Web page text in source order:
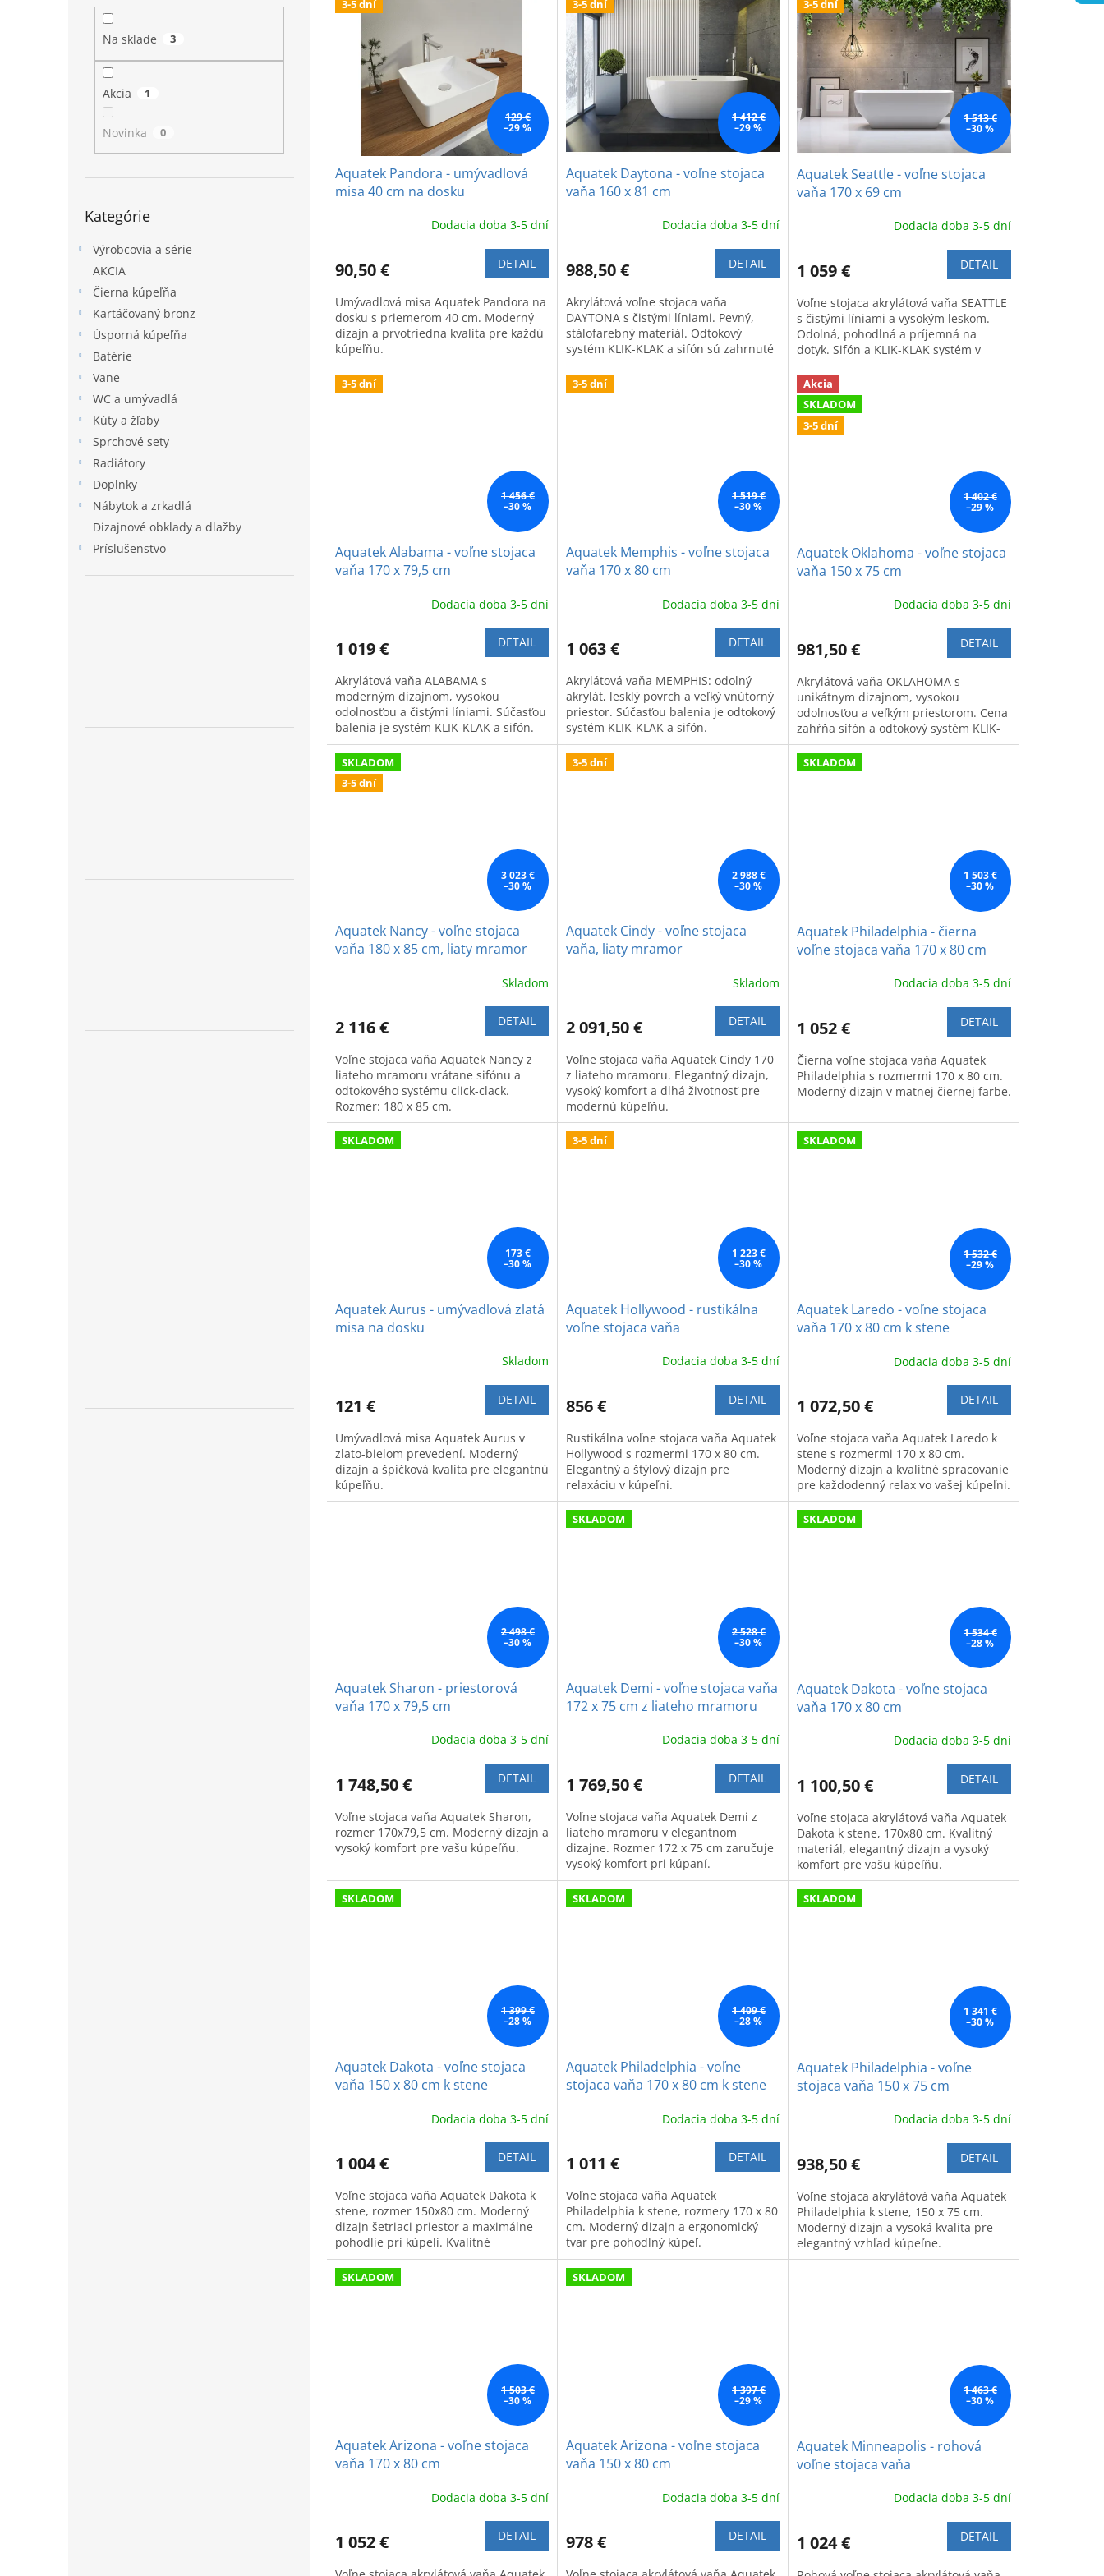
Na sklade 3
Akcia 1
Novinka 0
kategórie
Kategórie
Výrobcovia a série
AKCIA
Čierna kúpeľňa
Kartáčovaný bronz
Úsporná kúpeľňa
Batérie
Vane
WC a umývadlá
Kúty a žľaby
Sprchové sety
Radiátory
Doplnky
Nábytok a zrkadlá
Dizajnové obklady a dlažby
Príslušenstvo
o
3-5 dní
129 €
–29 %
Aquatek Pandora - umývadlová
misa 40 cm na dosku
Dodacia doba 3-5 dní
90,50 € DETAIL
Umývadlová misa Aquatek Pandora na
dosku s priemerom 40 cm. Moderný
dizajn a prvotriedna kvalita pre každú
kúpeľňu.
3-5 dní
1 412 €
–29 %
Aquatek Daytona - voľne stojaca
vaňa 160 x 81 cm
Dodacia doba 3-5 dní
988,50 € DETAIL
Akrylátová voľne stojaca vaňa
DAYTONA s čistými líniami. Pevný,
stálofarebný materiál. Odtokový
systém KLIK-KLAK a sifón sú zahrnuté
v cene.
3-5 dní
1 513 €
–30 %
Aquatek Seattle - voľne stojaca
vaňa 170 x 69 cm
Dodacia doba 3-5 dní
1 059 € DETAIL
Voľne stojaca akrylátová vaňa SEATTLE
s čistými líniami a vysokým leskom.
Odolná, pohodlná a príjemná na
dotyk. Sifón a KLIK-KLAK systém v
cene.
3-5 dní
1 456 €
–30 %
Aquatek Alabama - voľne stojaca
vaňa 170 x 79,5 cm
Dodacia doba 3-5 dní
1 019 € DETAIL
Akrylátová vaňa ALABAMA s
moderným dizajnom, vysokou
odolnosťou a čistými líniami. Súčasťou
balenia je systém KLIK-KLAK a sifón.
3-5 dní
1 519 €
–30 %
Aquatek Memphis - voľne stojaca
vaňa 170 x 80 cm
Dodacia doba 3-5 dní
1 063 € DETAIL
Akrylátová vaňa MEMPHIS: odolný
akrylát, lesklý povrch a veľký vnútorný
priestor. Súčasťou balenia je odtokový
systém KLIK-KLAK a sifón.
Akcia
SKLADOM
3-5 dní
1 402 €
–29 %
Aquatek Oklahoma - voľne stojaca
vaňa 150 x 75 cm
Dodacia doba 3-5 dní
981,50 € DETAIL
Akrylátová vaňa OKLAHOMA s
unikátnym dizajnom, vysokou
odolnosťou a veľkým priestorom. Cena
zahŕňa sifón a odtokový systém KLIK-
KLAK.
SKLADOM
3-5 dní
3 023 €
–30 %
Aquatek Nancy - voľne stojaca
vaňa 180 x 85 cm, liaty mramor
Skladom
2 116 € DETAIL
Voľne stojaca vaňa Aquatek Nancy z
liateho mramoru vrátane sifónu a
odtokového systému click-clack.
Rozmer: 180 x 85 cm.
3-5 dní
2 988 €
–30 %
Aquatek Cindy - voľne stojaca
vaňa, liaty mramor
Skladom
2 091,50 € DETAIL
Voľne stojaca vaňa Aquatek Cindy 170
z liateho mramoru. Elegantný dizajn,
vysoký komfort a dlhá životnosť pre
modernú kúpeľňu.
SKLADOM
1 503 €
–30 %
Aquatek Philadelphia - čierna
voľne stojaca vaňa 170 x 80 cm
Dodacia doba 3-5 dní
1 052 € DETAIL
Čierna voľne stojaca vaňa Aquatek
Philadelphia s rozmermi 170 x 80 cm.
Moderný dizajn v matnej čiernej farbe.
SKLADOM
173 €
–30 %
Aquatek Aurus - umývadlová zlatá
misa na dosku
Skladom
121 € DETAIL
Umývadlová misa Aquatek Aurus v
zlato-bielom prevedení. Moderný
dizajn a špičková kvalita pre elegantnú
kúpeľňu.
3-5 dní
1 223 €
–30 %
Aquatek Hollywood - rustikálna
voľne stojaca vaňa
Dodacia doba 3-5 dní
856 € DETAIL
Rustikálna voľne stojaca vaňa Aquatek
Hollywood s rozmermi 170 x 80 cm.
Elegantný a štýlový dizajn pre
relaxáciu v kúpeľni.
SKLADOM
1 532 €
–29 %
Aquatek Laredo - voľne stojaca
vaňa 170 x 80 cm k stene
Dodacia doba 3-5 dní
1 072,50 € DETAIL
Voľne stojaca vaňa Aquatek Laredo k
stene s rozmermi 170 x 80 cm.
Moderný dizajn a kvalitné spracovanie
pre každodenný relax vo vašej kúpeľni.
2 498 €
–30 %
Aquatek Sharon - priestorová
vaňa 170 x 79,5 cm
Dodacia doba 3-5 dní
1 748,50 € DETAIL
Voľne stojaca vaňa Aquatek Sharon,
rozmer 170x79,5 cm. Moderný dizajn a
vysoký komfort pre vašu kúpeľňu.
SKLADOM
2 528 €
–30 %
Aquatek Demi - voľne stojaca vaňa
172 x 75 cm z liateho mramoru
Dodacia doba 3-5 dní
1 769,50 € DETAIL
Voľne stojaca vaňa Aquatek Demi z
liateho mramoru v elegantnom
dizajne. Rozmer 172 x 75 cm zaručuje
vysoký komfort pri kúpaní.
SKLADOM
1 534 €
–28 %
Aquatek Dakota - voľne stojaca
vaňa 170 x 80 cm
Dodacia doba 3-5 dní
1 100,50 € DETAIL
Voľne stojaca akrylátová vaňa Aquatek
Dakota k stene, 170x80 cm. Kvalitný
materiál, elegantný dizajn a vysoký
komfort pre vašu kúpeľňu.
SKLADOM
1 399 €
–28 %
Aquatek Dakota - voľne stojaca
vaňa 150 x 80 cm k stene
Dodacia doba 3-5 dní
1 004 € DETAIL
Voľne stojaca vaňa Aquatek Dakota k
stene, rozmer 150x80 cm. Moderný
dizajn šetriaci priestor a maximálne
pohodlie pri kúpeli. Kvalitné
spracovanie.
SKLADOM
1 409 €
–28 %
Aquatek Philadelphia - voľne
stojaca vaňa 170 x 80 cm k stene
Dodacia doba 3-5 dní
1 011 € DETAIL
Voľne stojaca vaňa Aquatek
Philadelphia k stene, rozmery 170 x 80
cm. Moderný dizajn a ergonomický
tvar pre pohodlný kúpeľ.
SKLADOM
1 341 €
–30 %
Aquatek Philadelphia - voľne
stojaca vaňa 150 x 75 cm
Dodacia doba 3-5 dní
938,50 € DETAIL
Voľne stojaca akrylátová vaňa Aquatek
Philadelphia k stene, 150 x 75 cm.
Moderný dizajn a vysoká kvalita pre
elegantný vzhľad kúpeľne.
SKLADOM
1 503 €
–30 %
Aquatek Arizona - voľne stojaca
vaňa 170 x 80 cm
Dodacia doba 3-5 dní
1 052 € DETAIL
SKLADOM
1 397 €
–29 %
Aquatek Arizona - voľne stojaca
vaňa 150 x 80 cm
Dodacia doba 3-5 dní
978 € DETAIL
1 463 €
–30 %
Aquatek Minneapolis - rohová
voľne stojaca vaňa
Dodacia doba 3-5 dní
1 024 € DETAIL